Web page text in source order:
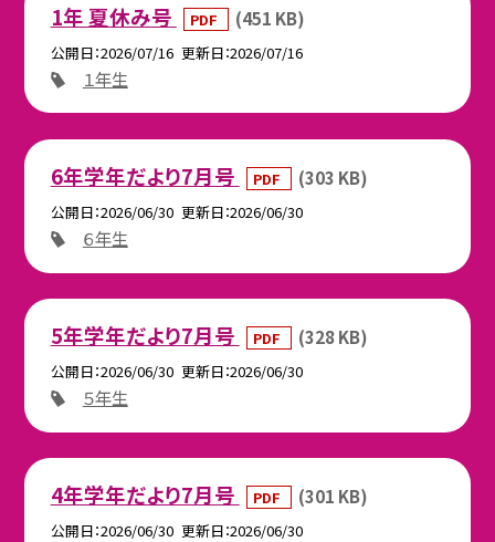
1年 夏休み号 PDF (451 KB)
公開日 2026/07/16 更新日 2026/07/16
１年生
6年学年だより7月号 PDF (303 KB)
公開日 2026/06/30 更新日 2026/06/30
６年生
5年学年だより7月号 PDF (328 KB)
公開日 2026/06/30 更新日 2026/06/30
５年生
4年学年だより7月号 PDF (301 KB)
公開日 2026/06/30 更新日 2026/06/30